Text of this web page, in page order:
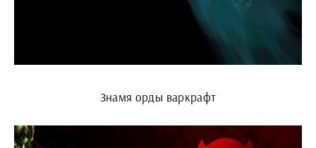
Знамя орды варкрафт